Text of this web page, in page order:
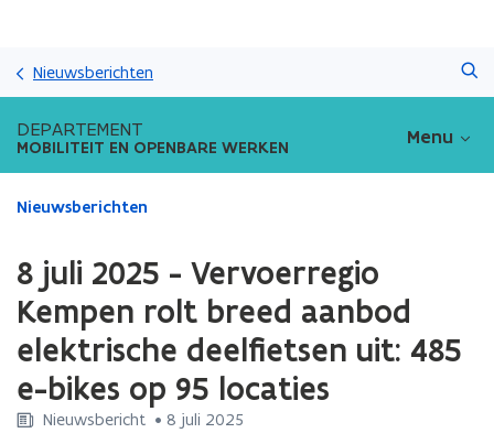
inhoud
Nieuwsberichten
DEPARTEMENT
MOBILITEIT EN OPENBARE WERKEN Menu
Gedaan
bevindt
zich
op:
juli
2025
Nieuwsberichten
8 juli 2025 - Vervoerregio
Kempen rolt breed aanbod
elektrische deelfietsen uit: 485
e-bikes op 95 locaties
Nieuwsbericht • 8 juli 2025